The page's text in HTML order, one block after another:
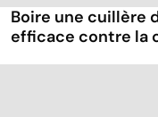
Boire une cuillère
efficace contre la